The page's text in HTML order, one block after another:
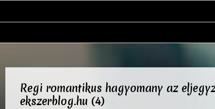
Regi romantikus hagyomany az
ekszerblog.hu (4)